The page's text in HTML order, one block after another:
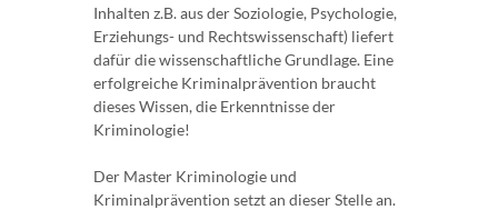
Inhalten z.B. aus der Soziologie, Psychologie,
Erziehungs- und Rechtswissenschaft) liefert
dafür die wissenschaftliche Grundlage. Eine
erfolgreiche Kriminalprävention braucht
dieses Wissen, die Erkenntnisse der
Kriminologie!
Der Master Kriminologie und
Kriminalprävention setzt an dieser Stelle an.